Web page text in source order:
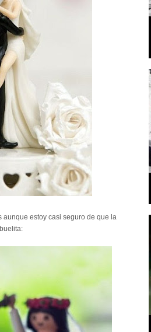
aunque estoy casi seguro de que la